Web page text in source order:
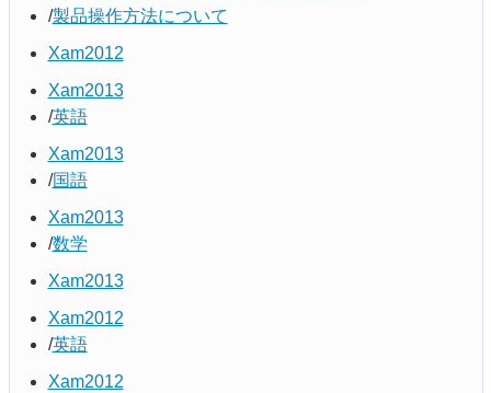
製品操作方法について
Xam2012
Xam2013
英語
Xam2013
国語
Xam2013
数学
Xam2013
Xam2012
英語
Xam2012